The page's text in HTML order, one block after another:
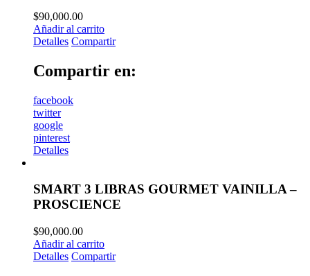
$90,000.00
Añadir al carrito
Detalles Compartir
Compartir en:
facebook
twitter
google
pinterest
Detalles
SMART 3 LIBRAS GOURMET VAINILLA –
PROSCIENCE
$90,000.00
Añadir al carrito
Detalles Compartir